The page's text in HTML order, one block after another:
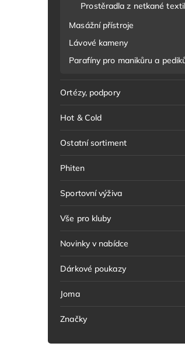
Prostěradla z netkané
Masážní přístroje
Lávové kameny
Parafíny pro manikůru a
Ortézy, podpory
Hot & Cold
Ostatní sortiment
Phiten
Sportovní výživa
Vše pro kluby
Novinky v nabídce
Dárkové poukazy
Joma
Značky